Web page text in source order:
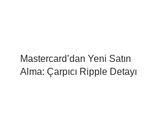
Mastercard’dan Yeni Satın
Alma: Çarpıcı Ripple Detayı